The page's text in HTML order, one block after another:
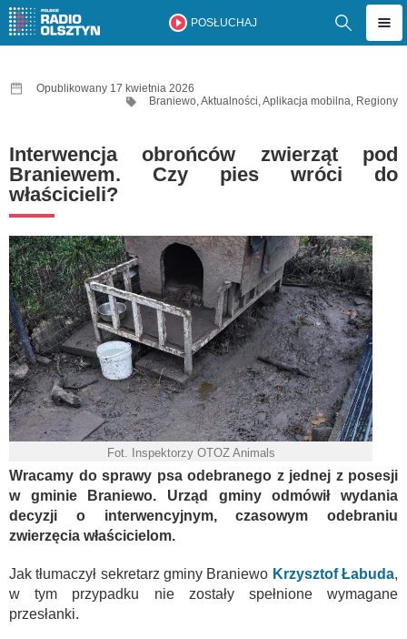
POSŁUCHAJ
Opublikowany 17 kwietnia 2026
Braniewo,Aktualności,Aplikacja mobilna, Regiony
Interwencja obrońców zwierząt pod
Braniewem. Czy pies wróci do
właścicieli?
Fot. Inspektorzy OTOZ Animals
Wracamy do sprawy psa odebranego z jednej z posesji
w gminie Braniewo. Urząd gminy odmówił wydania
decyzji o interwencyjnym, czasowym odebraniu
zwierzęcia właścicielom.
Jak tłumaczył sekretarz gminy Braniewo Krzysztof Łabuda,
w tym przypadku nie zostały spełnione wymagane
przesłanki.